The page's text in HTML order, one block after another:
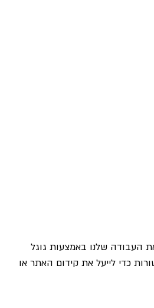
העבודה שלנו באמצעות גוגל
כדי לייעל את קידום האתר או